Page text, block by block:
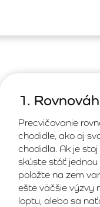
1.
Precvičovanie
chodidle, ako aj
chodidla. Ak je
skúste stáť jednou
položte na zem
ešte väčšie výzvy
loptu, alebo sa